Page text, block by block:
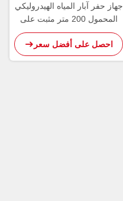
جهاز حفر آبار المياه الهيدروليكي
المحمول 200 متر مثبت على
الزاحف
احصل على أفضل سعر